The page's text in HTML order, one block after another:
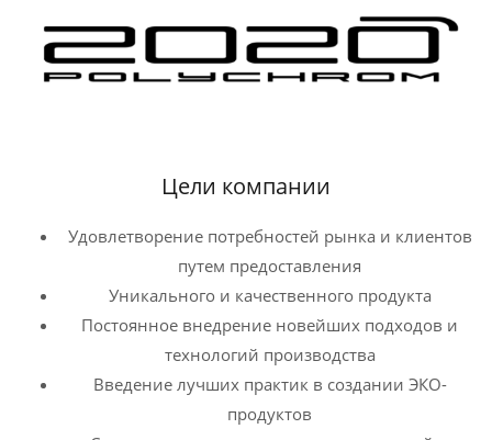
Цели компании
Удовлетворение потребностей рынка и клиентов
путем предоставления
Уникального и качественного продукта
Постоянное внедрение новейших подходов и
технологий производства
Введение лучших практик в создании ЭКО-
продуктов